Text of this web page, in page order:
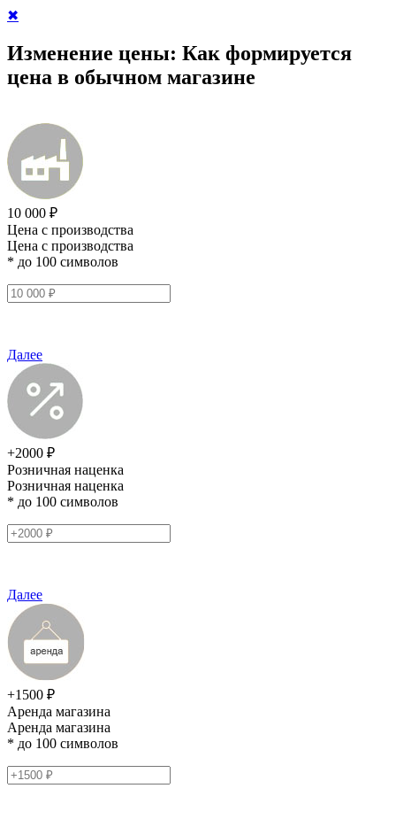
✖
Изменение цены: Как формируется
цена в обычном магазине
10 000 ₽
Цена с производства
Цена с производства
* до 100 символов
Далее
+2000 ₽
Розничная наценка
Розничная наценка
* до 100 символов
Далее
+1500 ₽
Аренда магазина
Аренда магазина
* до 100 символов